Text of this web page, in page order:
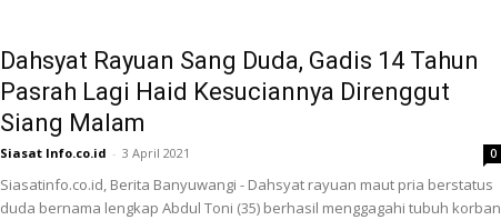
Dahsyat Rayuan Sang Duda, Gadis 14 Tahun
Pasrah Lagi Haid Kesuciannya Direnggut
Siang Malam
Siasat Info.co.id - 3 April 2021 0
Siasatinfo.co.id, Berita Banyuwangi - Dahsyat rayuan maut pria berstatus
duda bernama lengkap Abdul Toni (35) berhasil menggagahi tubuh korban